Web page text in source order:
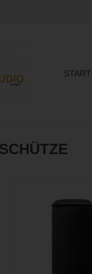
Schaumwindschutz,